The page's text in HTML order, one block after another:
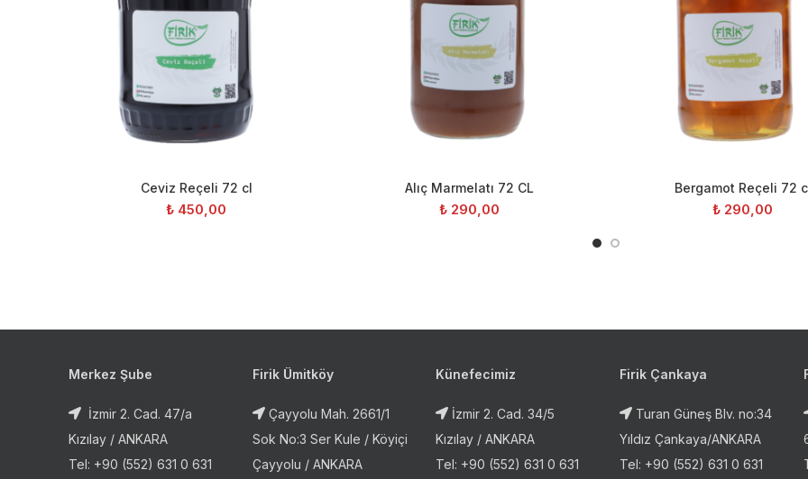
DEVAMINI GÖR
Ceviz Reçeli 72 cl
₺ 450,00
DEVAMINI GÖR
Alıç Marmelatı 72 CL
₺ 290,00
DEVAMINI
Bergamot Reçeli 72
₺ 290,00
Merkez Şube
İzmir 2. Cad. 47/a
Kızılay / ANKARA
Tel: +90 (552) 631 0 631
Firik Ümitköy
Çayyolu Mah. 2661/1
Sok No:3 Ser Kule / Köyiçi
Çayyolu / ANKARA
Künefecimiz
İzmir 2. Cad. 34/5
Kızılay / ANKARA
Tel: +90 (552) 631 0 631
Firik Çankaya
Turan Güneş Blv. no:34
Yıldız Çankaya/ANKARA
Tel: +90 (552) 631 0 631